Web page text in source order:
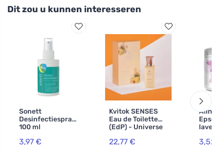
Dit zou u kunnen interesseren
Sonett
Desinfectiespray
100 ml
3,97 €
Kvitok SENSES
Eau de Toilette
(EdP) - Universe
22,77 € 3,52